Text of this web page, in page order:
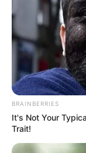
News
BRAINBERRIES
It's Not Your
Trait!